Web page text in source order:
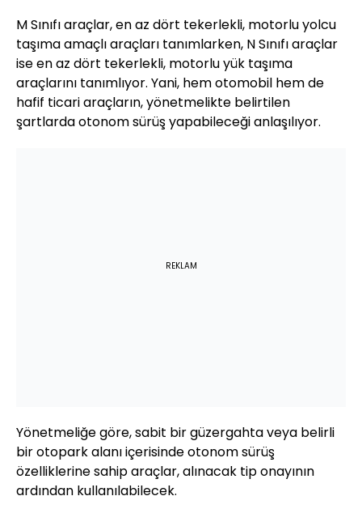
M Sınıfı araçlar, en az dört tekerlekli, motorlu yolcu
taşıma amaçlı araçları tanımlarken, N Sınıfı araçlar
ise en az dört tekerlekli, motorlu yük taşıma
araçlarını tanımlıyor. Yani, hem otomobil hem de
hafif ticari araçların, yönetmelikte belirtilen
şartlarda otonom sürüş yapabileceği anlaşılıyor.
REKLAM
Yönetmeliğe göre, sabit bir güzergahta veya belirli
bir otopark alanı içerisinde otonom sürüş
özelliklerine sahip araçlar, alınacak tip onayının
ardından kullanılabilecek.